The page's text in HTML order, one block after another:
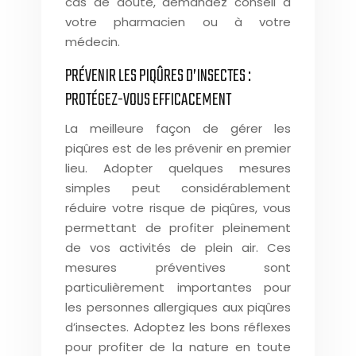
votre pharmacien ou à votre
médecin.
PRÉVENIR LES PIQÛRES D’INSECTES :
PROTÉGEZ-VOUS EFFICACEMENT
La meilleure façon de gérer les
piqûres est de les prévenir en premier
lieu. Adopter quelques mesures
simples peut considérablement
réduire votre risque de piqûres, vous
permettant de profiter pleinement
de vos activités de plein air. Ces
mesures préventives sont
particulièrement importantes pour
les personnes allergiques aux piqûres
d’insectes. Adoptez les bons réflexes
pour profiter de la nature en toute